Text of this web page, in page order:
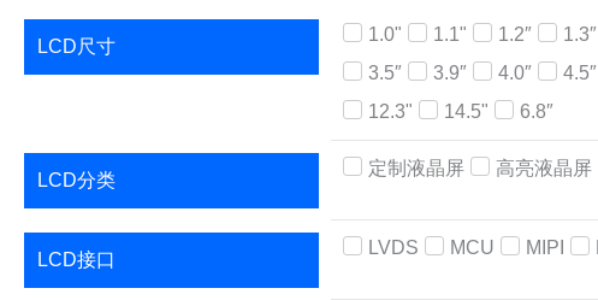
LCD尺寸
1.0" 1.1" 1.2″ 1.3″
3.5″
3.9″ 4.0″ 4.5″
12.3"
14.5" 6.8″
LCD分类
定制液晶屏 高亮液晶屏
LCD接口
LVDS MCU MIPI